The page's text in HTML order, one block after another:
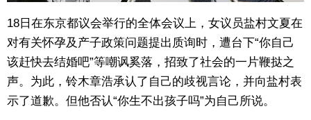
18日在东京都议会举行的全体会议上，女议员盐村文夏在
对有关怀孕及产子政策问题提出质询时，遭台下“你自己
该赶快去结婚吧”等嘲讽奚落，招致了社会的一片鞭挞之
声。为此，铃木章浩承认了自己的歧视言论，并向盐村表
示了道歉。但他否认“你生不出孩子吗”为自己所说。